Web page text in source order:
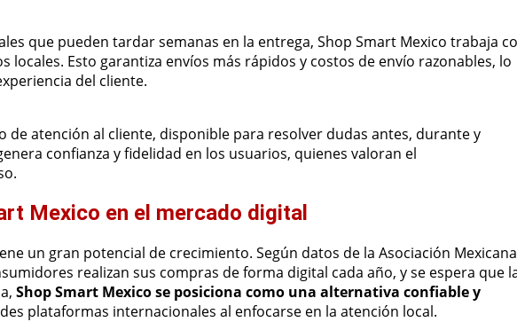
que pueden tardar semanas en la entrega, Shop Smart Mexico trabaja
locales. Esto garantiza envíos más rápidos y costos de envío razonables, lo
del cliente.
de atención al cliente, disponible para resolver dudas antes, durante y
confianza y fidelidad en los usuarios, quienes valoran el
Mexico en el mercado digital
un gran potencial de crecimiento. Según datos de la Asociación Mexicana
realizan sus compras de forma digital cada año, y se espera que
Shop Smart Mexico se posiciona como una alternativa confiable y
plataformas internacionales al enfocarse en la atención local.